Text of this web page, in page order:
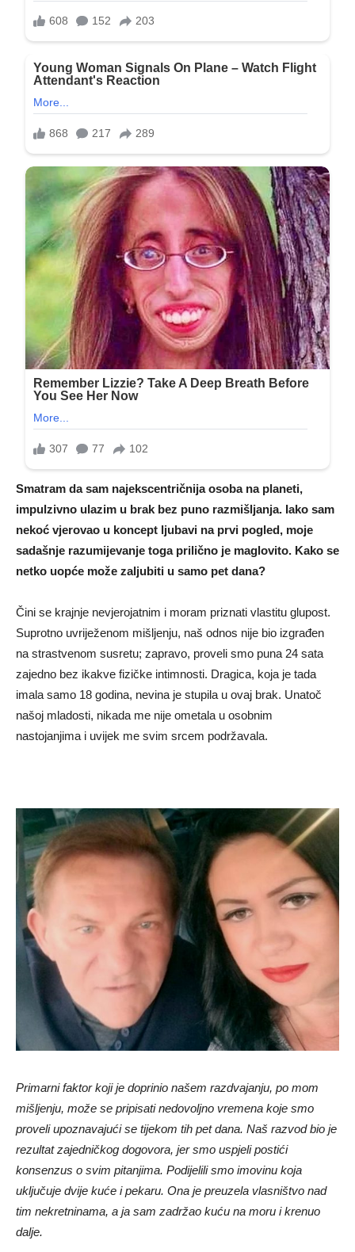
Smatram da sam najekscentričnija osoba na planeti,
impulzivno ulazim u brak bez puno razmišljanja. Iako sam
nekoć vjerovao u koncept ljubavi na prvi pogled, moje
sadašnje razumijevanje toga prilično je maglovito. Kako se
netko uopće može zaljubiti u samo pet dana?
Čini se krajnje nevjerojatnim i moram priznati vlastitu glupost.
Suprotno uvriježenom mišljenju, naš odnos nije bio izgrađen
na strastvenom susretu; zapravo, proveli smo puna 24 sata
zajedno bez ikakve fizičke intimnosti. Dragica, koja je tada
imala samo 18 godina, nevina je stupila u ovaj brak. Unatoč
našoj mladosti, nikada me nije ometala u osobnim
nastojanjima i uvijek me svim srcem podržavala.
Primarni faktor koji je doprinio našem razdvajanju, po mom
mišljenju, može se pripisati nedovoljno vremena koje smo
proveli upoznavajući se tijekom tih pet dana. Naš razvod bio je
rezultat zajedničkog dogovora, jer smo uspjeli postići
konsenzus o svim pitanjima. Podijelili smo imovinu koja
uključuje dvije kuće i pekaru. Ona je preuzela vlasništvo nad
tim nekretninama, a ja sam zadržao kuću na moru i krenuo
dalje.